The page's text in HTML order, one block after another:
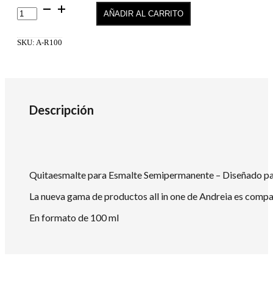
LIQUIDO
ALL
ONE
AÑADIR AL CARRITO
SKU: A-R100
Descripción
Quitaesmalte para Esmalte Semipermanente – Diseñado
La nueva gama de productos all in one de Andreia es
En formato de 100 ml